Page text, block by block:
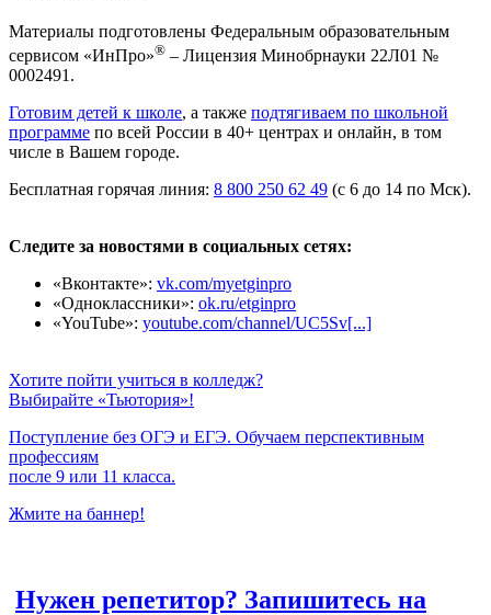
Материалы подготовлены Федеральным образовательным
сервисом «ИнПро»® – Лицензия Минобрнауки 22Л01 №
0002491.
Готовим детей к школе, а также подтягиваем по школьной
программе по всей России в 40+ центрах и онлайн, в том
числе в Вашем городе.
Бесплатная горячая линия: 8 800 250 62 49 (с 6 до 14 по Мск).
Следите за новостями в социальных сетях:
«Вконтакте»: vk.com/myetginpro
«Одноклассники»: ok.ru/etginpro
«YouTube»: youtube.com/channel/UC5Sv[...]
Хотите пойти учиться в колледж?
Выбирайте «Тьютория»!
Поступление без ОГЭ и ЕГЭ. Обучаем перспективным
профессиям
после 9 или 11 класса.
Жмите на баннер!
Нужен репетитор? Запишитесь на